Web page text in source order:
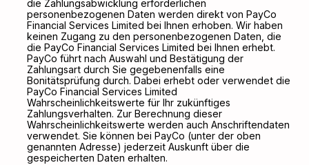
die Zahlungsabwicklung erforderlichen
personenbezogenen Daten werden direkt von PayCo
Financial Services Limited bei Ihnen erhoben. Wir haben
keinen Zugang zu den personenbezogenen Daten, die
die PayCo Financial Services Limited bei Ihnen erhebt.
PayCo führt nach Auswahl und Bestätigung der
Zahlungsart durch Sie gegebenenfalls eine
Bonitätsprüfung durch. Dabei erhebt oder verwendet die
PayCo Financial Services Limited
Wahrscheinlichkeitswerte für Ihr zukünftiges
Zahlungsverhalten. Zur Berechnung dieser
Wahrscheinlichkeitswerte werden auch Anschriftendaten
verwendet. Sie können bei PayCo (unter der oben
genannten Adresse) jederzeit Auskunft über die
gespeicherten Daten erhalten.